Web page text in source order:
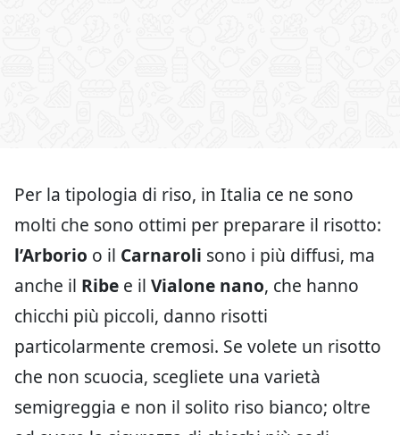
Per la tipologia di riso, in Italia ce ne sono
molti che sono ottimi per preparare il risotto:
l’Arborio o il Carnaroli sono i più diffusi, ma
anche il Ribe e il Vialone nano, che hanno
chicchi più piccoli, danno risotti
particolarmente cremosi. Se volete un risotto
che non scuocia, scegliete una varietà
semigreggia e non il solito riso bianco; oltre